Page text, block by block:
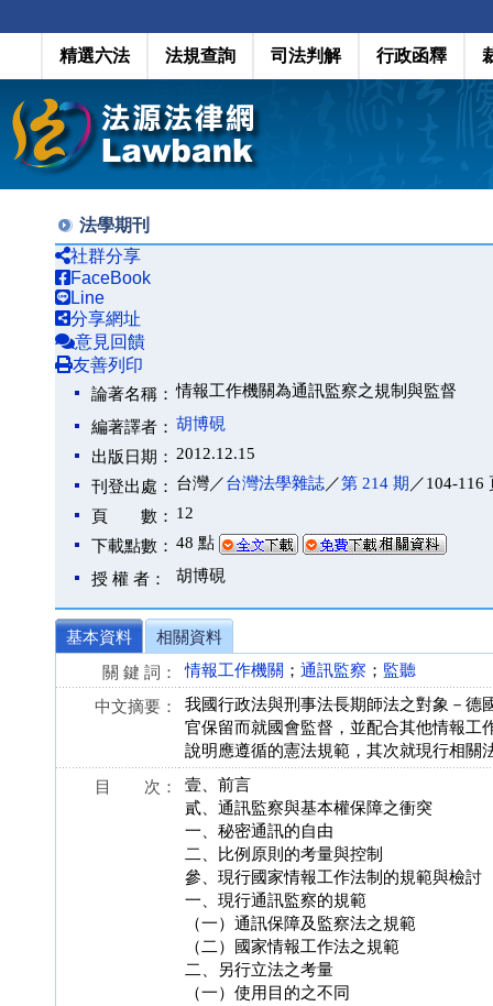
精選六法 法規查詢 司法判解 行政函釋
法學期刊
社群分享
FaceBook
Line
分享網址
意見回饋
友善列印
論著名稱： 情報工作機關為通訊監察之規制與監督
編著譯者： 胡博硯
出版日期： 2012.12.15
刊登出處： 台灣／台灣法學雜誌／第 214 期 ／104-116
頁 數： 12
下載點數： 48 點
授 權 者： 胡博硯
基本資料
相關資料
關 鍵 詞：
情報工作機關 ； 通訊監察 ； 監聽
中文摘要：
我國行政法與刑事法長期師法之對象－德
官保留而就國會監督，並配合其他情報工
說明應遵循的憲法規範，其次就現行相關
目 次：
壹、前言
貳、通訊監察與基本權保障之衝突
一、秘密通訊的自由
二、比例原則的考量與控制
參、現行國家情報工作法制的規範與檢討
一、現行通訊監察的規範
（一）通訊保障及監察法之規範
（二）國家情報工作法之規範
二、另行立法之考量
（一）使用目的之不同